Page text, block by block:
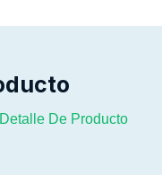
Detalle De Producto